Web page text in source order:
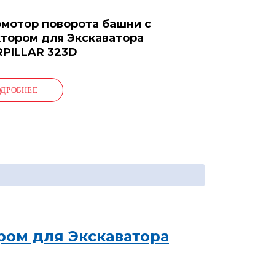
поворота башни с
для Экскаватора
323D
для Экскаватора